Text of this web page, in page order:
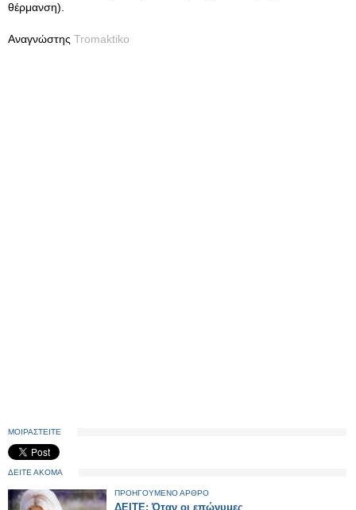
θέρμανση).
Αναγνώστης Tromaktiko
ΜΟΙΡΑΣΤΕΙΤΕ
ΔΕΙΤΕ ΑΚΟΜΑ
ΠΡΟΗΓΟΥΜΕΝΟ ΑΡΘΡΟ
ΔΕΙΤΕ: Όταν οι επώνυμες